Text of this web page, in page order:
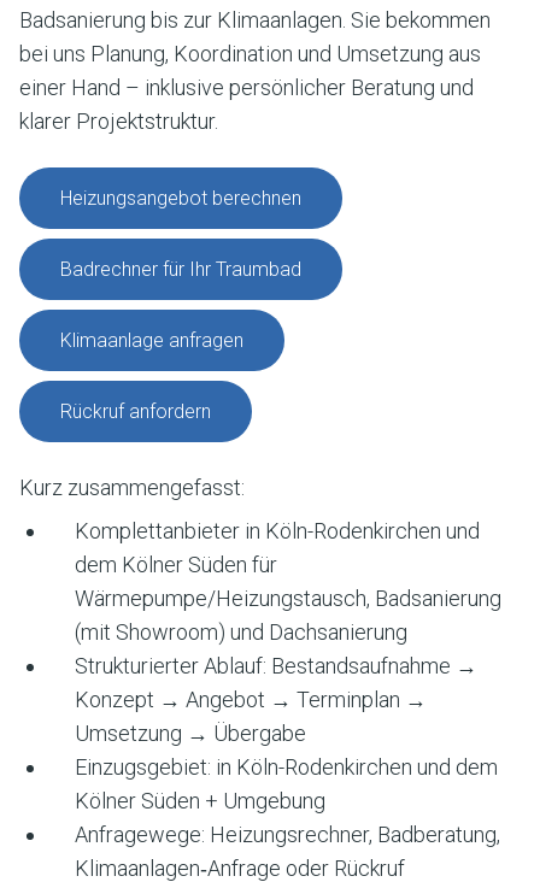
Badsanierung bis zur Klimaanlagen. Sie bekommen
bei uns Planung, Koordination und Umsetzung aus
einer Hand – inklusive persönlicher Beratung und
klarer Projektstruktur.
Heizungsangebot berechnen
Badrechner für Ihr Traumbad
Klimaanlage anfragen
Rückruf anfordern
Kurz zusammengefasst:
Komplettanbieter in Köln-Rodenkirchen und
dem Kölner Süden für
Wärmepumpe/Heizungstausch, Badsanierung
(mit Showroom) und Dachsanierung
Strukturierter Ablauf: Bestandsaufnahme →
Konzept → Angebot → Terminplan →
Umsetzung → Übergabe
Einzugsgebiet: in Köln-Rodenkirchen und dem
Kölner Süden + Umgebung
Anfragewege: Heizungsrechner, Badberatung,
Klimaanlagen‑Anfrage oder Rückruf